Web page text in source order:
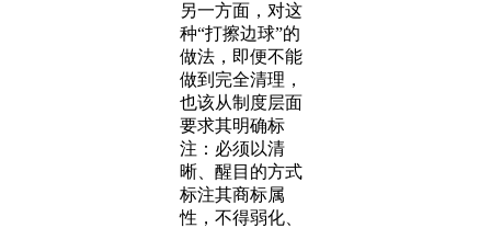
另一方面，对这
种“打擦边球”的
做法，即便不能
做到完全清理，
也该从制度层面
要求其明确标
注：必须以清
晰、醒目的方式
标注其商标属
性，不得弱化、